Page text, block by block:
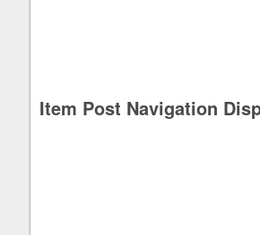
Item Post Navigation